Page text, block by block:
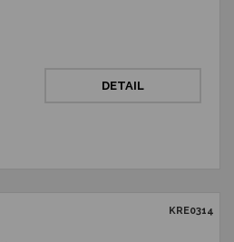
DETAIL
KRE0314